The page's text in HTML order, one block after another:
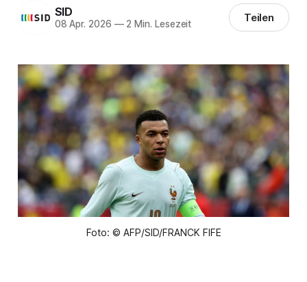
SID
08 Apr. 2026 —2 Min. Lesezeit Teilen
Foto: © AFP/SID/FRANCK FIFE